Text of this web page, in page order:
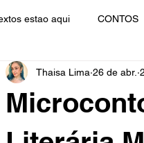
estao aqui CONTOS
POÉTICA DESAFIOS
Thaisa Lima 26 de abr.